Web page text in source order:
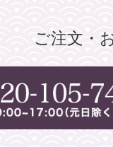
ご注文・